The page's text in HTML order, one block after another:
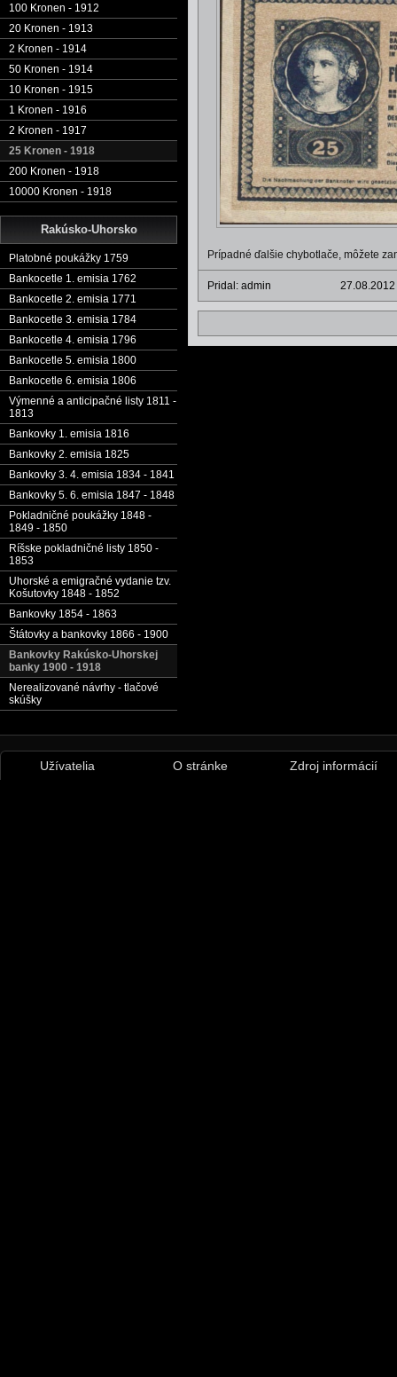
100 Kronen - 1912
20 Kronen - 1913
2 Kronen - 1914
50 Kronen - 1914
10 Kronen - 1915
1 Kronen - 1916
2 Kronen - 1917
25 Kronen - 1918
200 Kronen - 1918
10000 Kronen - 1918
Rakúsko-Uhorsko
Platobné poukážky 1759
Bankocetle 1. emisia 1762
Bankocetle 2. emisia 1771
Bankocetle 3. emisia 1784
Bankocetle 4. emisia 1796
Bankocetle 5. emisia 1800
Bankocetle 6. emisia 1806
Výmenné a anticipačné listy 1811 -
1813
Bankovky 1. emisia 1816
Bankovky 2. emisia 1825
Bankovky 3. 4. emisia 1834 - 1841
Bankovky 5. 6. emisia 1847 - 1848
Pokladničné poukážky 1848 -
1849 - 1850
Ríšske pokladničné listy 1850 -
1853
Uhorské a emigračné vydanie tzv.
Košutovky 1848 - 1852
Bankovky 1854 - 1863
Štátovky a bankovky 1866 - 1900
Bankovky Rakúsko-Uhorskej
banky 1900 - 1918
Nerealizované návrhy - tlačové
skúšky
Prípadné ďalšie chybotlače, môžete
Pridal: admin 27.08.2012
Užívatelia O stránke Zdroj informácií